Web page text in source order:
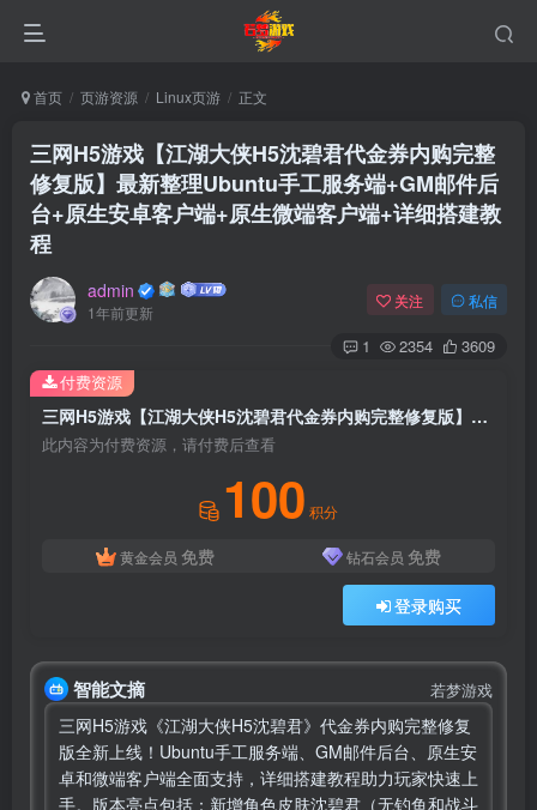
首页 页游资源 Linux页游 正文
三网H5游戏【江湖大侠H5沈碧君代金券内购完整
修复版】最新整理Ubuntu手工服务端+GM邮件后
台+原生安卓客户端+原生微端客户端+详细搭建教
程
admin
1年前更新
关注 私信
1 2354 3609
三网H5游戏【江湖大侠H5沈碧君代金券内购完整修复版】最新整理Ubuntu手工服务端+GM邮件后台+原生安卓客户端+原生微端客户端+详细搭建教程
此内容为付费资源，请付费后查看
100 积分
黄金会员 免费 钻石会员 免费
登录购买
付费资源
智能文摘 若梦游戏
三网H5游戏《江湖大侠H5沈碧君》代金券内购完整修复
版全新上线！Ubuntu手工服务端、GM邮件后台、原生安
卓和微端客户端全面支持，详细搭建教程助力玩家快速上
手。版本亮点包括：新增角色皮肤沈碧君（无钓鱼和战斗